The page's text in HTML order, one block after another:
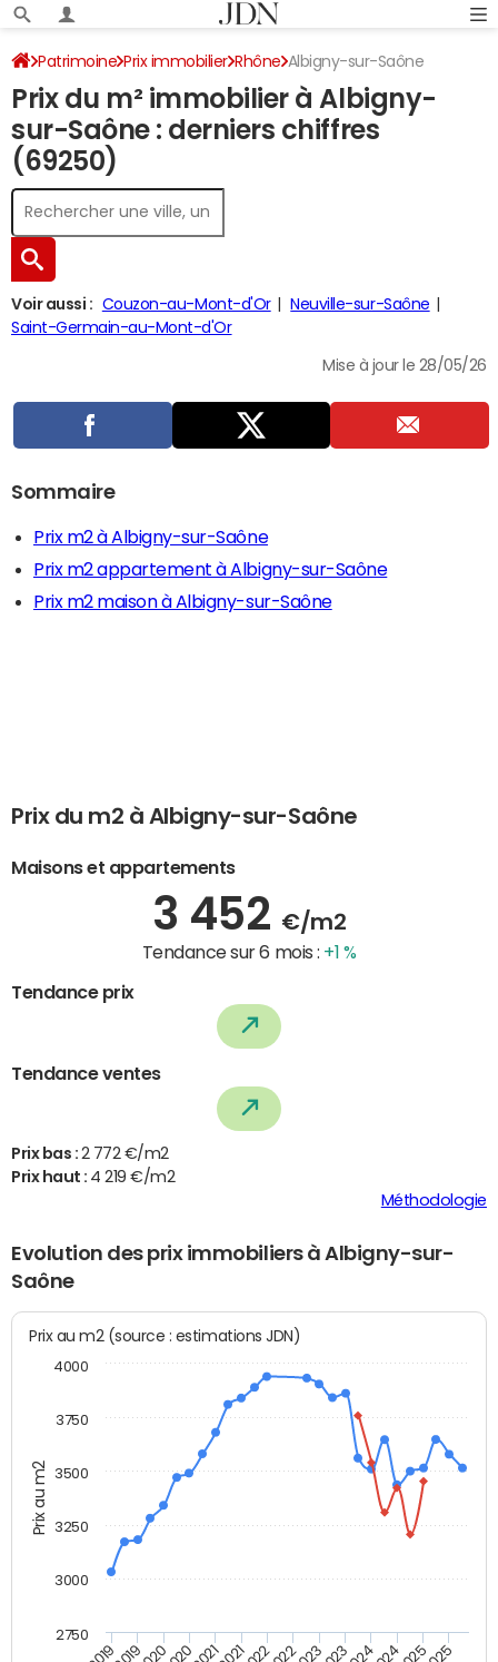
Patrimoine Prix immobilier Rhône Albigny-sur-Saône
Prix du m² immobilier à Albigny-
sur-Saône : derniers chiffres
(69250)
Voir aussi : Couzon-au-Mont-d'Or
Neuville-sur-Saône
Saint-Germain-au-Mont-d'Or
Mise à jour le 28/05/26
Sommaire
Prix m2 à Albigny-sur-Saône
Prix m2 appartement à Albigny-sur-Saône
Prix m2 maison à Albigny-sur-Saône
Prix du m2 à Albigny-sur-Saône
Maisons et appartements
3 452 €/m2
Tendance sur 6 mois : +1 %
Tendance prix
Tendance ventes
Prix bas : 2 772 €/m2
Prix haut : 4 219 €/m2
Méthodologie
Evolution des prix immobiliers à Albigny-sur-
Saône
Prix au m2
Prix au m2 (source : estimations JDN)
2750
3000
3250
3500
3750
4000